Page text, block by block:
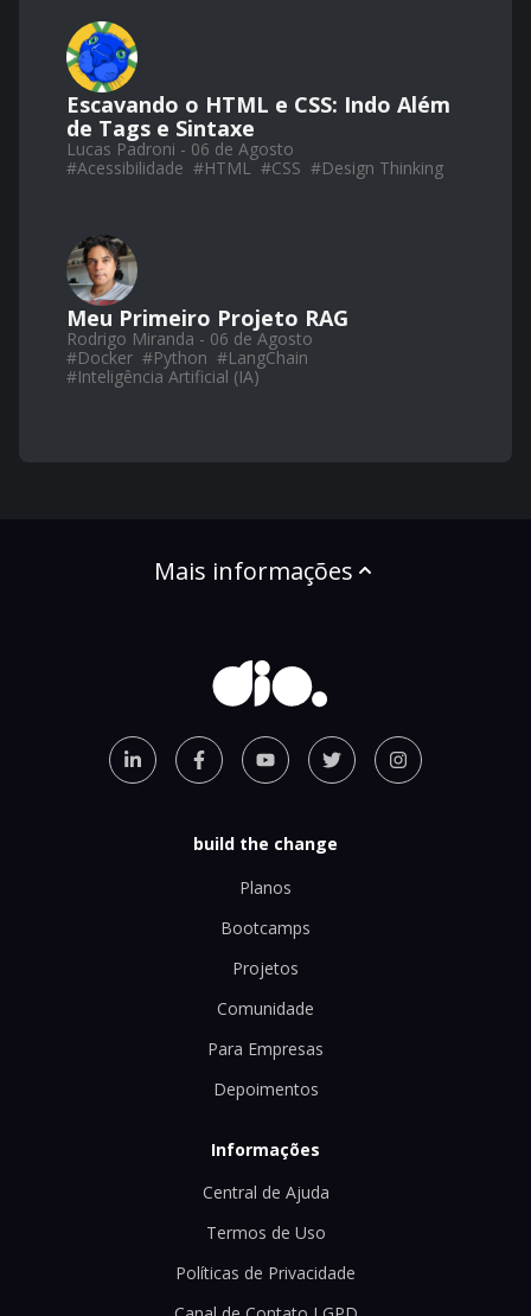
Escavando o HTML e CSS: Indo Além
de Tags e Sintaxe
Lucas Padroni - 06 de Agosto
#Acessibilidade #HTML #CSS #Design Thinking
Meu Primeiro Projeto RAG
Rodrigo Miranda - 06 de Agosto
#Docker #Python #LangChain
#Inteligência Artificial (IA)
Mais informações
build the change
Planos
Bootcamps
Projetos
Comunidade
Para Empresas
Depoimentos
Informações
Central de Ajuda
Termos de Uso
Políticas de Privacidade